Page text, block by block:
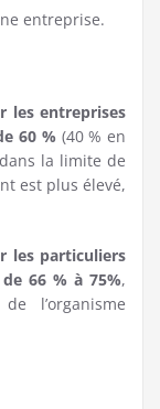
entreprise.
les entreprises
60 % (40 % en
la limite de
est plus élevé,
les particuliers
66 % à 75%,
l’organisme